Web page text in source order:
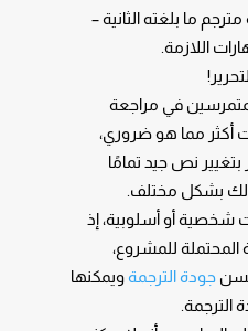
ما بلغته الثانية –
اللازمة.
في مراجعة
أكثر مما هو ضروري،
نص جيد تمامًا
بشكل مختلف.
شخصية أو أسلوبية، إذ
المحتملة للمشروع،
جودة الترجمةويمكنها